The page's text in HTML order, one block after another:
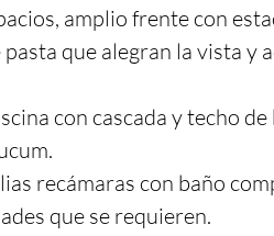
amplio frente con
que alegran la vista y
con cascada y techo
recámaras con baño
que se requieren.